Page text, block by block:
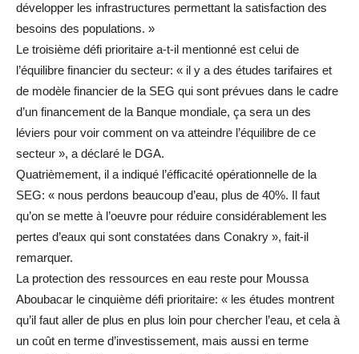
développer les infrastructures permettant la satisfaction des
besoins des populations. »
Le troisième défi prioritaire a-t-il mentionné est celui de
l’équilibre financier du secteur: « il y a des études tarifaires et
de modèle financier de la SEG qui sont prévues dans le cadre
d’un financement de la Banque mondiale, ça sera un des
léviers pour voir comment on va atteindre l’équilibre de ce
secteur », a déclaré le DGA.
Quatrièmement, il a indiqué l’éfficacité opérationnelle de la
SEG: « nous perdons beaucoup d’eau, plus de 40%. Il faut
qu’on se mette à l’oeuvre pour réduire considérablement les
pertes d’eaux qui sont constatées dans Conakry », fait-il
remarquer.
La protection des ressources en eau reste pour Moussa
Aboubacar le cinquième défi prioritaire: « les études montrent
qu’il faut aller de plus en plus loin pour chercher l’eau, et cela à
un coût en terme d’investissement, mais aussi en terme